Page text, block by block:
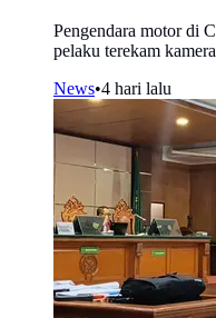
Pengendara motor di
pelaku terekam
News•4 hari lalu